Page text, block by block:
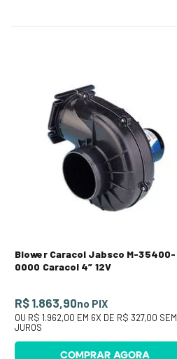
Blower Caracol Jabsco M-35400-
0000 Caracol 4” 12V
R$ 1.863,90no PIX
OU R$ 1.962,00 EM 6X DE R$ 327,00 SEM
JUROS
COMPRAR AGORA